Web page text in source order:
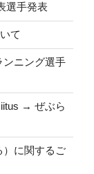
選手発表
て
ンニング選手
→ ぜぶら
に関するご